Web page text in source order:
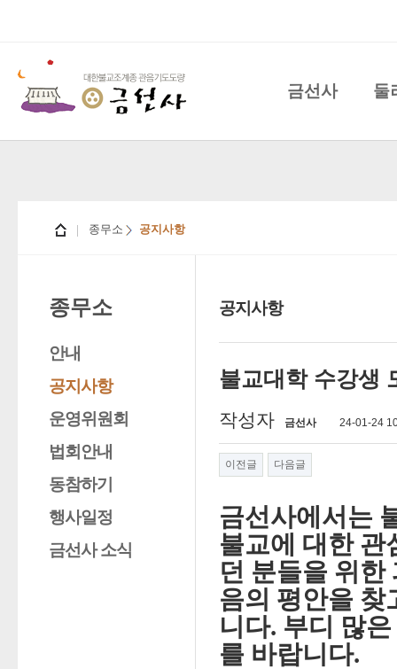
금선사 둘
종무소 공지사항
종무소
안내
공지사항
운영위원회
법회안내
동참하기
행사일정
금선사 소식
공지사항
불교대학 수강생
작성자 금선사 24-01-24
이전글 다음글
금선사에서는
불교에 대한 관
던 분들을 위한
음의 평안을 찾
니다. 부디 많
를 바랍니다.